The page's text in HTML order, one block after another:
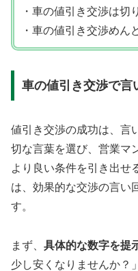
・車の値引き交渉は切
・車の値引き交渉めん
車の値引き交渉で言
値引き交渉の成功は、言
切な言葉を選び、営業マ
より良い条件を引き出せ
は、効果的な交渉の言い
す。
まず、 具体的な数字を提
少し安くなりませんか？